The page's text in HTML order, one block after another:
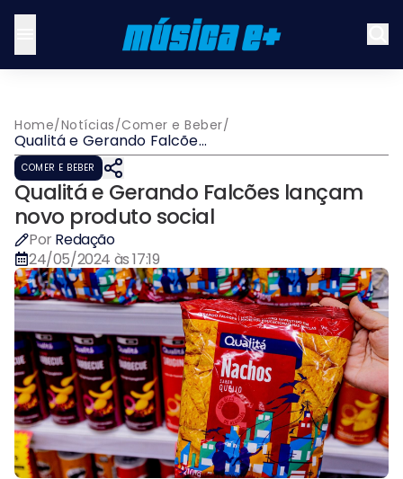
Home/Notícias/Comer e Beber/
Qualitá e Gerando Falcões
lançam novo produto
social
COMER E BEBER
Qualitá e Gerando Falcões lançam
novo produto social
Por Redação
24/05/2024 às 17:19